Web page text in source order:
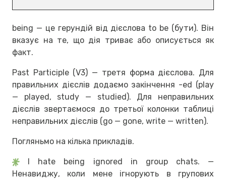
being — це герундій від дієслова to be (бути). Він
вказує на те, що дія триває або описується як
факт.
Past Participle (V3) — третя форма дієслова. Для
правильних дієслів додаємо закінчення -ed (play
— played, study — studied). Для неправильних
дієслів звертаємося до третьої колонки таблиці
неправильних дієслів (go — gone, write — written).
Погляньмо на кілька прикладів.
I hate being ignored in group chats. —
Ненавиджу, коли мене ігнорують в групових